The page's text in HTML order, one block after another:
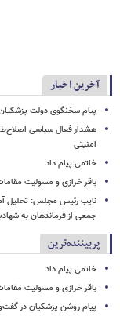
آخرین اخبار
پیام سخنگوی دولت
هشدار فعال سیاسی
امنیتی
خاتمی پیام داد
باقر خرازی و مسولیت
نایب رئیس مجلس: تحلیل
جمعی از فرماندهان به
پربیننده‌ترین
خاتمی پیام داد
باقر خرازی و مسولیت
پیام روشن پزشکیان در